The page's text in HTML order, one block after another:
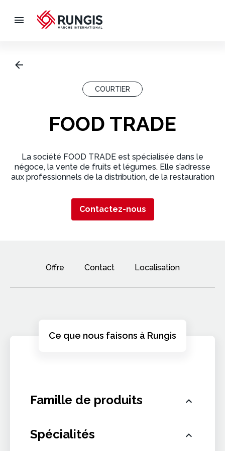
COURTIER
FOOD TRADE
La société FOOD TRADE est spécialisée dans le
négoce, la vente de fruits et légumes. Elle s’adresse
aux professionnels de la distribution, de la restauration
l’international.
Contactez-nous
Offre Contact Localisation
Ce que nous faisons à Rungis
Famille de produits
Non renseigné
Spécialités